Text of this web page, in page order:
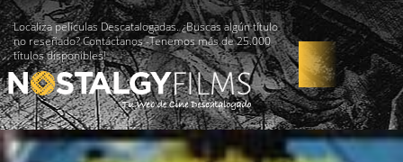
Localiza películas Descatalogadas. ¿Buscas algún título
no reseñado? Contáctanos -Tenemos más de 25.000
títulos disponibles!